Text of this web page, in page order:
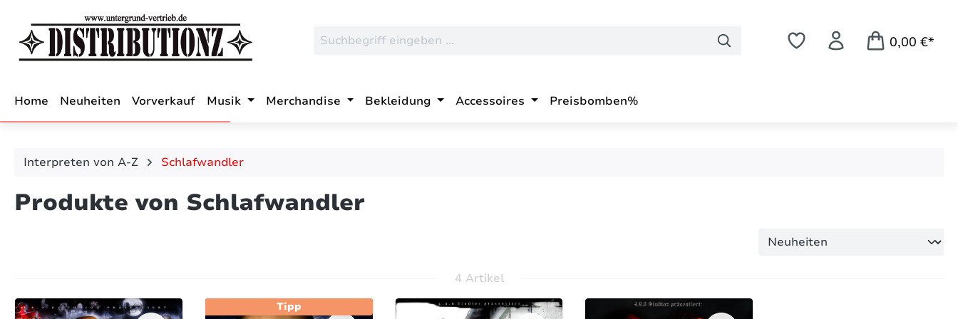
Hauptinhalt springen
Zur Suche springen
Zur Hauptnavigation springen
0,00 €*
Home Neuheiten Vorverkauf Musik Merchandise Bekleidung Accessoires Preisbomben%
Interpreten von A-Z Schlafwandler
Produkte von Schlafwandler
4 Artikel
Tipp